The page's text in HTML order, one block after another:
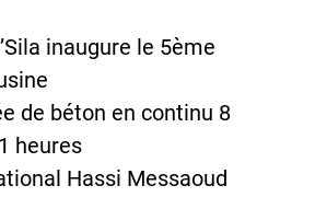
inaugure le 5ème
de béton en continu 8
heures
Hassi Messaoud